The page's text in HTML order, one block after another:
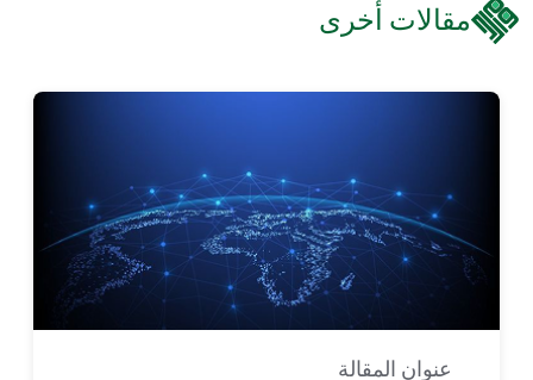
مقالات أخرى
عنوان المقالة